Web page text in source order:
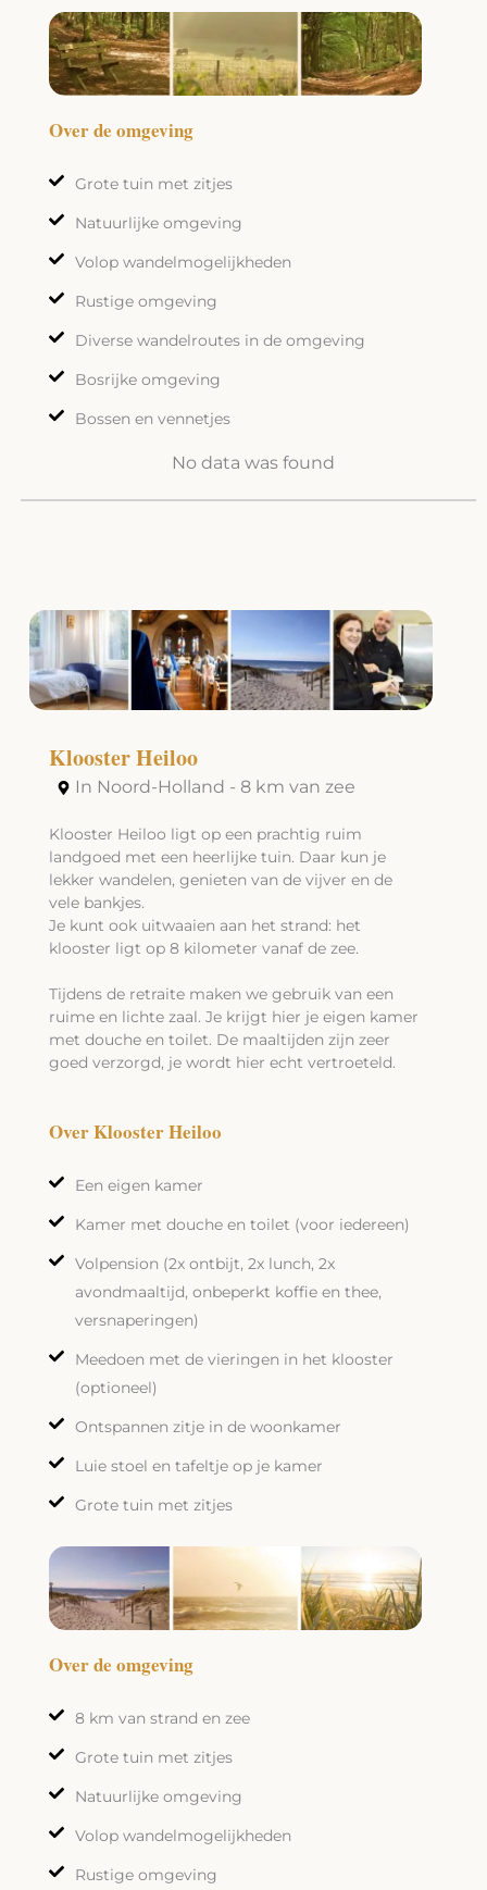
Over de omgeving
Grote tuin met zitjes
Natuurlijke omgeving
Volop wandelmogelijkheden
Rustige omgeving
Diverse wandelroutes in de omgeving
Bosrijke omgeving
Bossen en vennetjes
No data was found
Klooster Heiloo
In Noord-Holland - 8 km van zee
Klooster Heiloo ligt op een prachtig ruim
landgoed met een heerlijke tuin. Daar kun je
lekker wandelen, genieten van de vijver en de
vele bankjes.
Je kunt ook uitwaaien aan het strand: het
klooster ligt op 8 kilometer vanaf de zee.
Tijdens de retraite maken we gebruik van een
ruime en lichte zaal. Je krijgt hier je eigen kamer
met douche en toilet. De maaltijden zijn zeer
goed verzorgd, je wordt hier echt vertroeteld.
Over Klooster Heiloo
Een eigen kamer
Kamer met douche en toilet (voor iedereen)
Volpension (2x ontbijt, 2x lunch, 2x
avondmaaltijd, onbeperkt koffie en thee,
versnaperingen)
Meedoen met de vieringen in het klooster
(optioneel)
Ontspannen zitje in de woonkamer
Luie stoel en tafeltje op je kamer
Grote tuin met zitjes
Over de omgeving
8 km van strand en zee
Grote tuin met zitjes
Natuurlijke omgeving
Volop wandelmogelijkheden
Rustige omgeving